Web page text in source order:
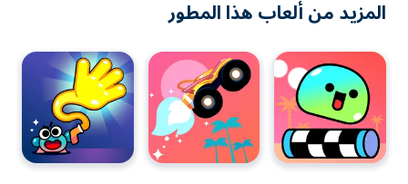
المزيد من ألعاب هذا المطور